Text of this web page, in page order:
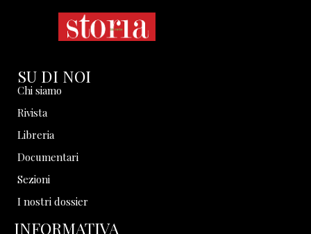
SU DI NOI
Chi siamo
Rivista
Libreria
Documentari
Sezioni
I nostri dossier
INFORMATIVA